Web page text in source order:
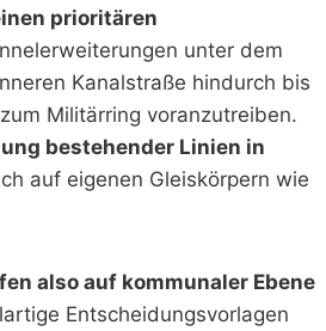
prioritären
unter dem
Kanalstraße hindurch bis
Militärring voranzutreiben.
bestehender Linien in
auf eigenen Gleiskörpern wie
also auf kommunaler Ebene
Entscheidungsvorlagen